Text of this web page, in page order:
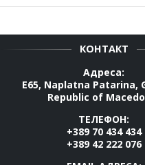
КОНТАКТ
Адреса:
E65, Naplatna Patarina,
Republic of
ТЕЛЕФОН:
+389 70 434 434
+389 42 222 076